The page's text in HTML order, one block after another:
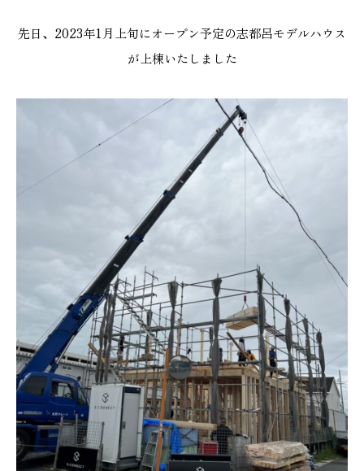
10:00〜19:00 水曜定休 10:00〜19:00 水曜定休
先日、2023年1月上旬にオープン予定の志都呂モデルハウス
が上棟いたしました